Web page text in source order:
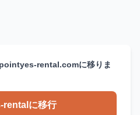
rental.comに移りま
rentalに移行